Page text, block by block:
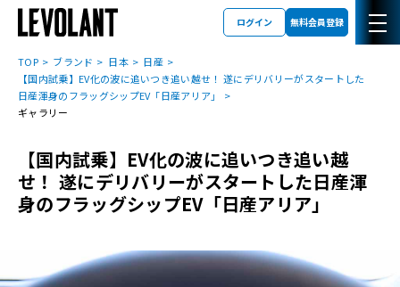
ログイン 無料会員登録
TOP ブランド 日本
日産
【国内試乗】EV化の波に追いつき追い越せ！ 遂にデリバリーがスタートした
日産渾身のフラッグシップEV「日産アリア」
ギャラリー
【国内試乗】EV化の波に追いつき追い越
せ！ 遂にデリバリーがスタートした日産渾
身のフラッグシップEV「日産アリア」